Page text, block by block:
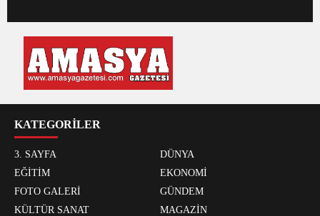
KATEGORİLER
3. SAYFA
DÜNYA
EĞİTİM
EKONOMİ
FOTO GALERİ
GÜNDEM
KÜLTÜR SANAT
MAGAZİN